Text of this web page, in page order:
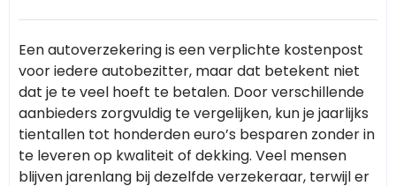
Een autoverzekering is een verplichte kostenpost
voor iedere autobezitter, maar dat betekent niet
dat je te veel hoeft te betalen. Door verschillende
aanbieders zorgvuldig te vergelijken, kun je jaarlijks
tientallen tot honderden euro’s besparen zonder in
te leveren op kwaliteit of dekking. Veel mensen
blijven jarenlang bij dezelfde verzekeraar, terwijl er